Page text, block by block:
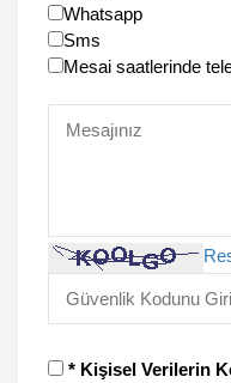
Whatsapp
Sms
Mesai saatlerinde
* Kişisel Verilerin